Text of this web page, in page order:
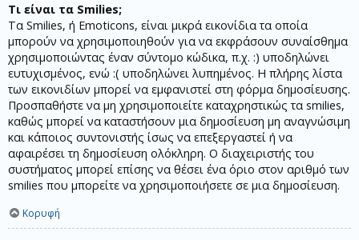
Τι είναι τα Smilies;
Τα Smilies, ή Emoticons, είναι μικρά εικονίδια τα οποία
μπορούν να χρησιμοποιηθούν για να εκφράσουν συναίσθημα
χρησιμοποιώντας έναν σύντομο κώδικα, π.χ. :) υποδηλώνει
ευτυχισμένος, ενώ :( υποδηλώνει λυπημένος. Η πλήρης λίστα
των εικονιδίων μπορεί να εμφανιστεί στη φόρμα δημοσίευσης.
Προσπαθήστε να μη χρησιμοποιείτε καταχρηστικώς τα smilies,
καθώς μπορεί να καταστήσουν μια δημοσίευση μη αναγνώσιμη
και κάποιος συντονιστής ίσως να επεξεργαστεί ή να
αφαιρέσει τη δημοσίευση ολόκληρη. Ο διαχειριστής του
συστήματος μπορεί επίσης να θέσει ένα όριο στον αριθμό των
smilies που μπορείτε να χρησιμοποιήσετε σε μια δημοσίευση.
Κορυφή